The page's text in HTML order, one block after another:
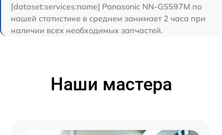
[dataset:services:name] Panasonic NN-GS597M по
нашей статистике в среднем занимает 2 часа при
наличии всех необходимых запчастей.
Наши мастера